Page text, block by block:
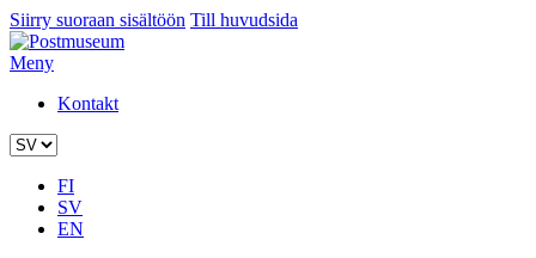
Siirry suoraan sisältöön Till huvudsida
Meny
Kontakt
FI
SV
EN